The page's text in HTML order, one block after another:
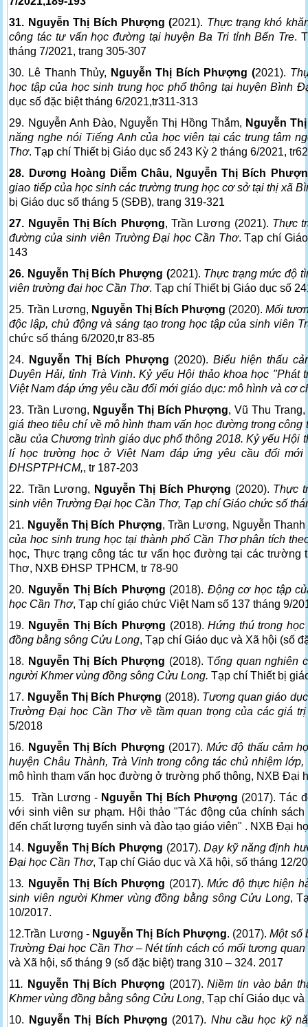
31. Nguyễn Thị Bích Phượng (2021). Thực trạng khó
công tác tư vấn học đường tại huyện Ba Tri tỉnh Bến Tre.
tháng 7/2021, trang 305-307
30. Lê Thanh Thủy, Nguyễn Thị Bích Phượng (2021).
học tập của học sinh trung học phổ thông tại huyện Bình
dục số đặc biệt tháng 6/2021,tr311-313
29. Nguyễn Anh Đào, Nguyễn Thị Hồng Thắm, Nguyễn
năng nghe nói Tiếng Anh của học viên tại các trung tâm
Thơ. Tạp chí Thiết bị Giáo dục số 243 Kỳ 2 tháng 6/2021,
28. Dương Hoàng Diễm Châu, Nguyễn Thị Bích
giao tiếp của học sinh các trường trung học cơ sở tại thị xã
bị Giáo dục số tháng 5 (SĐB), trang 319-321
27. Nguyễn Thị Bích Phượng, Trần Lương (2021). Thực
đường của sinh viên Trường Đại học Cần Thơ. Tạp chí
143
26. Nguyễn Thị Bích Phượng (2021). Thực trạng mức độ
viên trường đại học Cần Thơ. Tạp chí Thiết bị Giáo dục số
25. Trần Lương, Nguyễn Thị Bích Phượng (2020).Mối
độc lập, chủ động và sáng tạo trong học tập của sinh viên
chức số tháng 6/2020,tr 83-85
24.
Nguyễn Thị Bích Phượng (2020).Biểu hiện thấu
Duyên Hải, tỉnh Trà Vinh.Kỷ yếu Hội thảo khoa học "Phát
Việt Nam đáp ứng yêu cầu đổi mới giáo dục: mô hình và cơ
23. Trần Lương, Nguyễn Thị Bích Phượng, Vũ Thu
giá theo tiêu chí về mô hình tham vấn học đường trong
cầu của Chương trình giáo dục phổ thông 2018. Kỷ yếu Hội
lí học trường học ở Việt Nam đáp ứng yêu cầu đổi mới
ĐHSPTPHCM,, tr 187-203
22. Trần Lương, Nguyễn Thị Bích Phượng (2020). Thực
sinh viên Trường Đại học Cần Thơ, Tạp chí Giáo chức số
21. Nguyễn Thị Bích Phượng, Trần Lương, Nguyễn
của học sinh trung học tại thành phố Cần Thơ phân tích
học, Thực trạng công tác tư vấn học đường tại các trường
Thơ, NXB ĐHSP TPHCM, tr 78-90
20. Nguyễn Thị Bích Phượng (2018). Động cơ học tập
học Cần Thơ, Tạp chí giáo chức Việt Nam số 137 tháng 9/
19. Nguyễn Thị Bích Phượng (2018).Hứng thú trong
đồng bằng sông Cửu Long, Tạp chí Giáo dục và Xã hội (số
18. Nguyễn Thị Bích Phượng (2018). Tổng quan nghiên
người Khmer vùng đồng sông Cửu Long. Tạp chí Thiết bị
17. Nguyễn Thị Bích Phượng (2018). Tương quan giáo
Trường Đại học Cần Thơ về tầm quan trọng của các giá
5/2018
16. Nguyễn Thị Bích Phượng (2017).Mức độ thấu cảm
huyện Châu Thành, Trà Vinh trong công tác chủ nhiệm lớp,
mô hình tham vấn học đường ở trường phổ thông, NXB Đại
15. Trần Lương - Nguyễn Thị Bích Phượng (2017). Tác
với sinh viên sư phạm. Hội thảo "Tác động của chính
đến chất lượng tuyển sinh và đào tạo giáo viên" . NXB Đại
14. Nguyễn Thị Bích Phượng (2017).Dạy kỹ năng định
Đại học Cần Thơ, Tạp chí Giáo dục và Xã hội, số tháng 12/
13. Nguyễn Thị Bích Phượng (2017). Mức độ thực hiện
sinh viên người Khmer vùng đồng bằng sông Cửu Long,
10/2017.
12.Trần Lương - Nguyễn Thị Bích Phượng. (2017).Một số
Trường Đại học Cần Thơ – Nét tính cách có mối tương
và Xã hội, số tháng 9 (số đặc biệt) trang 310 – 324. 2017
11. Nguyễn Thị Bích Phượng (2017).Niềm tin vào bản
Khmer vùng đồng bằng sông Cửu Long, Tạp chí Giáo dục
10.
Nguyễn Thị Bích Phượng (2017). Nhu cầu học kỹ